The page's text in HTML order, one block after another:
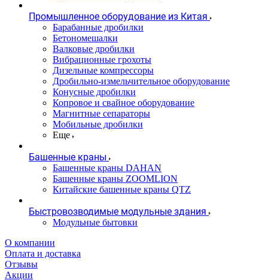
Промышленное оборудование из Китая
Барабанные дробилки
Бетономешалки
Валковые дробилки
Вибрационные грохоты
Дизельные компрессоры
Дробильно-измельчительное оборудование
Конусные дробилки
Копровое и свайное оборудование
Магнитные сепараторы
Мобильные дробилки
Еще
Башенные краны
Башенные краны DAHAN
Башенные краны ZOOMLION
Китайские башенные краны QTZ
Быстровозводимые модульные здания
Модульные бытовки
О компании
Оплата и доставка
Отзывы
Акции